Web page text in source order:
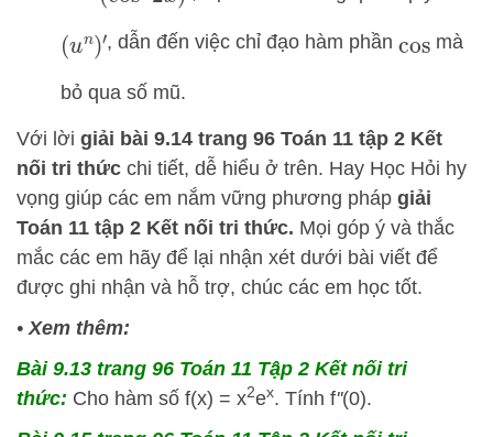
(un)′, dẫn đến việc chỉ đạo hàm phầncos mà
bỏ qua số mũ.
Với lời giải bài 9.14 trang 96 Toán 11 tập 2 Kết
nối tri thức chi tiết, dễ hiểu ở trên. Hay Học Hỏi hy
vọng giúp các em nắm vững phương pháp giải
Toán 11 tập 2 Kết nối tri thức. Mọi góp ý và thắc
mắc các em hãy để lại nhận xét dưới bài viết để
được ghi nhận và hỗ trợ, chúc các em học tốt.
• Xem thêm:
Bài 9.13 trang 96 Toán 11 Tập 2 Kết nối tri
thức: Cho hàm số f(x) = x2ex. Tính f''(0).